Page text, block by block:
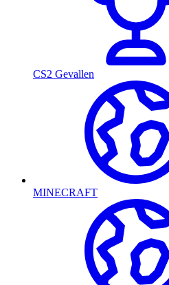
CS2 Gevallen
MINECRAFT